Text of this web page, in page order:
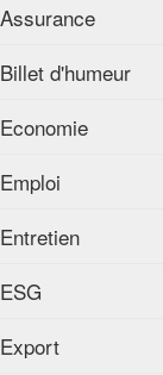
Assurance
Billet d'humeur
Economie
Emploi
Entretien
ESG
Export